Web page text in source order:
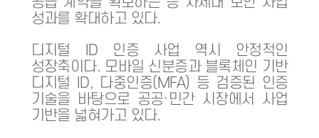
성과를 확대하고 있다.
디지털 ID 인증 사업 역시 안정적인
성장축이다. 모바일 신분증과 블록체인 기반
디지털 ID, 다중인증(MFA) 등 검증된 인증
기술을 바탕으로 공공·민간 시장에서 사업
기반을 넓혀가고 있다.